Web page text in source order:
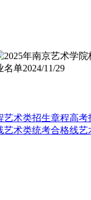
名单2024/11/29
艺术类招生章程高考
艺术类统考合格线艺